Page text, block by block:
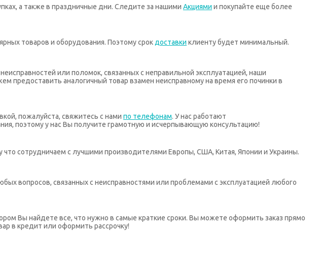
а также в праздничные дни. Следите за нашими Акциями и покупайте еще более
товаров и оборудования. Поэтому срок доставки клиенту будет минимальный.
или поломок, связанных с неправильной эксплуатацией, наши
предоставить аналогичный товар взамен неисправному на время его починки в
пожалуйста, свяжитесь с нами по телефонам. У нас работают
поэтому у нас Вы получите грамотную и исчерпывающую консультацию!
сотрудничаем с лучшими производителями Европы, США, Китая, Японии и Украины.
вопросов, связанных с неисправностями или проблемами с эксплуатацией любого
Вы найдете все, что нужно в самые краткие сроки. Вы можете оформить заказ прямо
в кредит или оформить рассрочку!